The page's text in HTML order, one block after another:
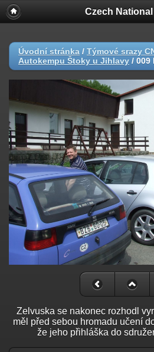
Czech National
Úvodní stránka / Týmové srazy
Autokempu Štoky u Jihlavy / 009
Zelvuska se nakonec rozhodl
měl před sebou hromadu učení
že jeho přihláška do